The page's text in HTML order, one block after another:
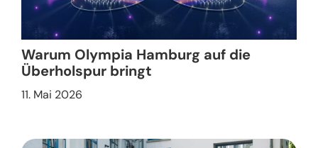
Warum Olympia Hamburg auf die
Überholspur bringt
11. Mai 2026